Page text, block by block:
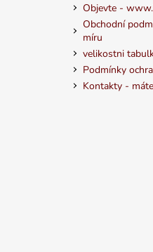
Objevte -
Obchodní
míru
velikostni
Podmínky
Kontakty -